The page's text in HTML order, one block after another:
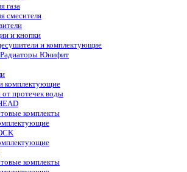
газа
смесителя
и кнопки
и комплектующие
Юнифит
комплектующие
протечек воды
комплекты
комплекты